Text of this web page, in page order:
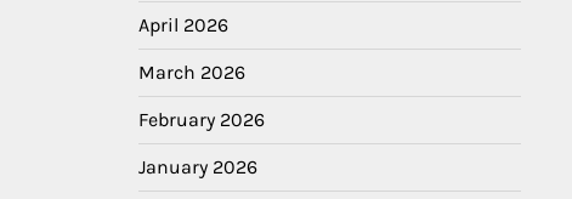
April 2026
March 2026
February 2026
January 2026